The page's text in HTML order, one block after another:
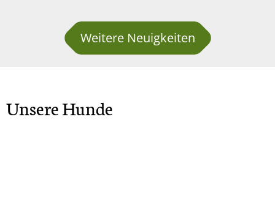
Weitere Neuigkeiten
Unsere Hunde